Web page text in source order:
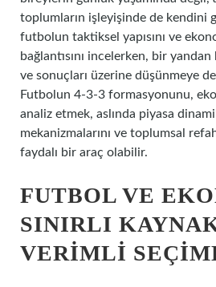
toplumların işleyişinde de kendini
futbolun taktiksel yapısını ve
bağlantısını incelerken, bir
ve sonuçları üzerine düşünmeye
Futbolun 4-3-3 formasyonunu,
analiz etmek, aslında piyasa
mekanizmalarını ve toplumsal
faydalı bir araç olabilir.
FUTBOL VE
SINIRLI
VERIMLI